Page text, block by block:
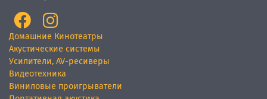
Домашние Кинотеатры
Акустические системы
Усилители, AV-ресиверы
Видеотехника
Виниловые проигрыватели